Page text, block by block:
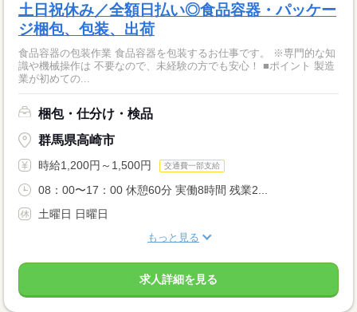
土日祝休み／全額日払い◎食品容器・パッケー
ジ梱包、包装、出荷
食品容器の包装作業 食品容器を包装するお仕事です。 ※専門的な知
識や機械操作は 不要なので、未経験の方でも安心！ ■ポイント 製造
業が初めての...
梱包・仕分け・検品
群馬県高崎市
時給1,200円～1,500円 交通費一部支給
08：00〜17：00 休憩60分 実働8時間 残業2...
土曜日 日曜日
もっと見る
求人詳細を見る